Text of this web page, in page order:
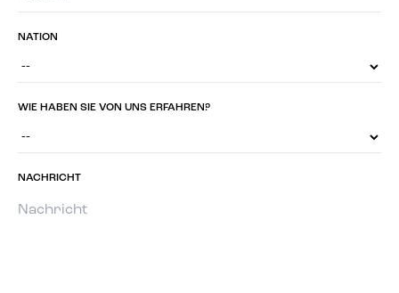
NATION
WIE HABEN SIE VON UNS ERFAHREN?
NACHRICHT